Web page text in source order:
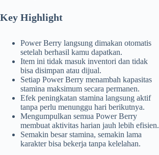
Key Highlight
Power Berry langsung dimakan otomatis
setelah berhasil kamu dapatkan.
Item ini tidak masuk inventori dan tidak
bisa disimpan atau dijual.
Setiap Power Berry menambah kapasitas
stamina maksimum secara permanen.
Efek peningkatan stamina langsung aktif
tanpa perlu menunggu hari berikutnya.
Mengumpulkan semua Power Berry
membuat aktivitas harian jauh lebih efisien.
Semakin besar stamina, semakin lama
karakter bisa bekerja tanpa kelelahan.